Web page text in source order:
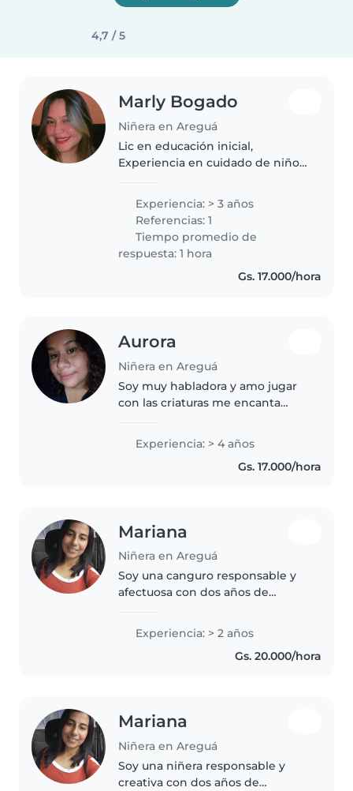
4,7 / 5
Marly Bogado
Niñera en Areguá
Lic en educación inicial,
Experiencia en cuidado de niños.
Buena diccion, Sin vicios y
disponibilidad inmediata.
Números de contacto y
Consultas en..
Experiencia: > 3 años
Referencias: 1
Tiempo promedio de
respuesta: 1 hora
Gs. 17.000/hora
Aurora
Niñera en Areguá
Soy muy habladora y amo jugar
con las criaturas me encanta
dentro , me encariño muy rápido
con las criaturas ❤️♥️🥰
Experiencia: > 4 años
Gs. 17.000/hora
Mariana
Niñera en Areguá
Soy una canguro responsable y
afectuosa con dos años de
todas las edades. Me encanta
jugar, leer, dibujar y hacer
música con ellos. También ayudo
Experiencia: > 2 años
Gs. 20.000/hora
Mariana
Niñera en Areguá
Soy una niñera responsable y
creativa con dos años de